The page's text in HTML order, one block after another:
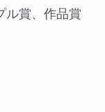
ル賞、作品賞